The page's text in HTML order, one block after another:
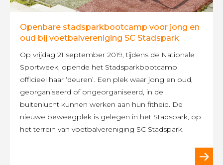
Openbare stadsparkbootcamp voor jong en
oud bij voetbalvereniging SC Stadspark
Op vrijdag 21 september 2019, tijdens de Nationale
Sportweek, opende het Stadsparkbootcamp
officieel haar ‘deuren’. Een plek waar jong en oud,
georganiseerd of ongeorganiseerd, in de
buitenlucht kunnen werken aan hun fitheid. De
nieuwe beweegplek is gelegen in het Stadspark, op
het terrein van voetbalvereniging SC Stadspark.